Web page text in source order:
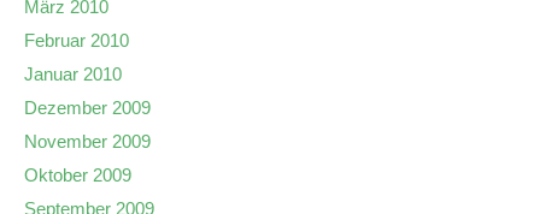
März 2010
Februar 2010
Januar 2010
Dezember 2009
November 2009
Oktober 2009
September 2009